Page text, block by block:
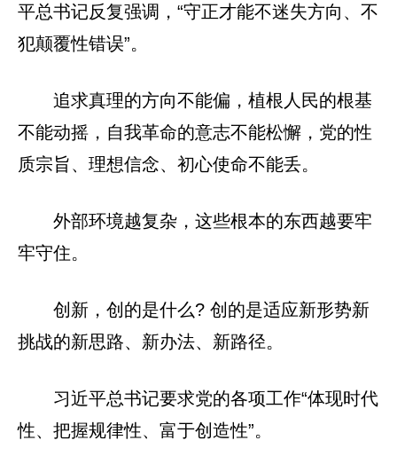
平总书记反复强调，“守正才能不迷失方向、不
犯颠覆性错误”。
追求真理的方向不能偏，植根人民的根基
不能动摇，自我革命的意志不能松懈，党的性
质宗旨、理想信念、初心使命不能丢。
外部环境越复杂，这些根本的东西越要牢
牢守住。
创新，创的是什么? 创的是适应新形势新
挑战的新思路、新办法、新路径。
习近平总书记要求党的各项工作“体现时代
性、把握规律性、富于创造性”。